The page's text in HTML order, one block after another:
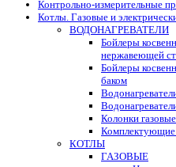
Контрольно-измерительные
Котлы. Газовые и
ВОДОНАГРЕВАТЕЛИ
Бойлеры
нержавеющей
Бойлеры
баком
Колонки
Комплектующие
КОТЛЫ
ГАЗОВЫЕ